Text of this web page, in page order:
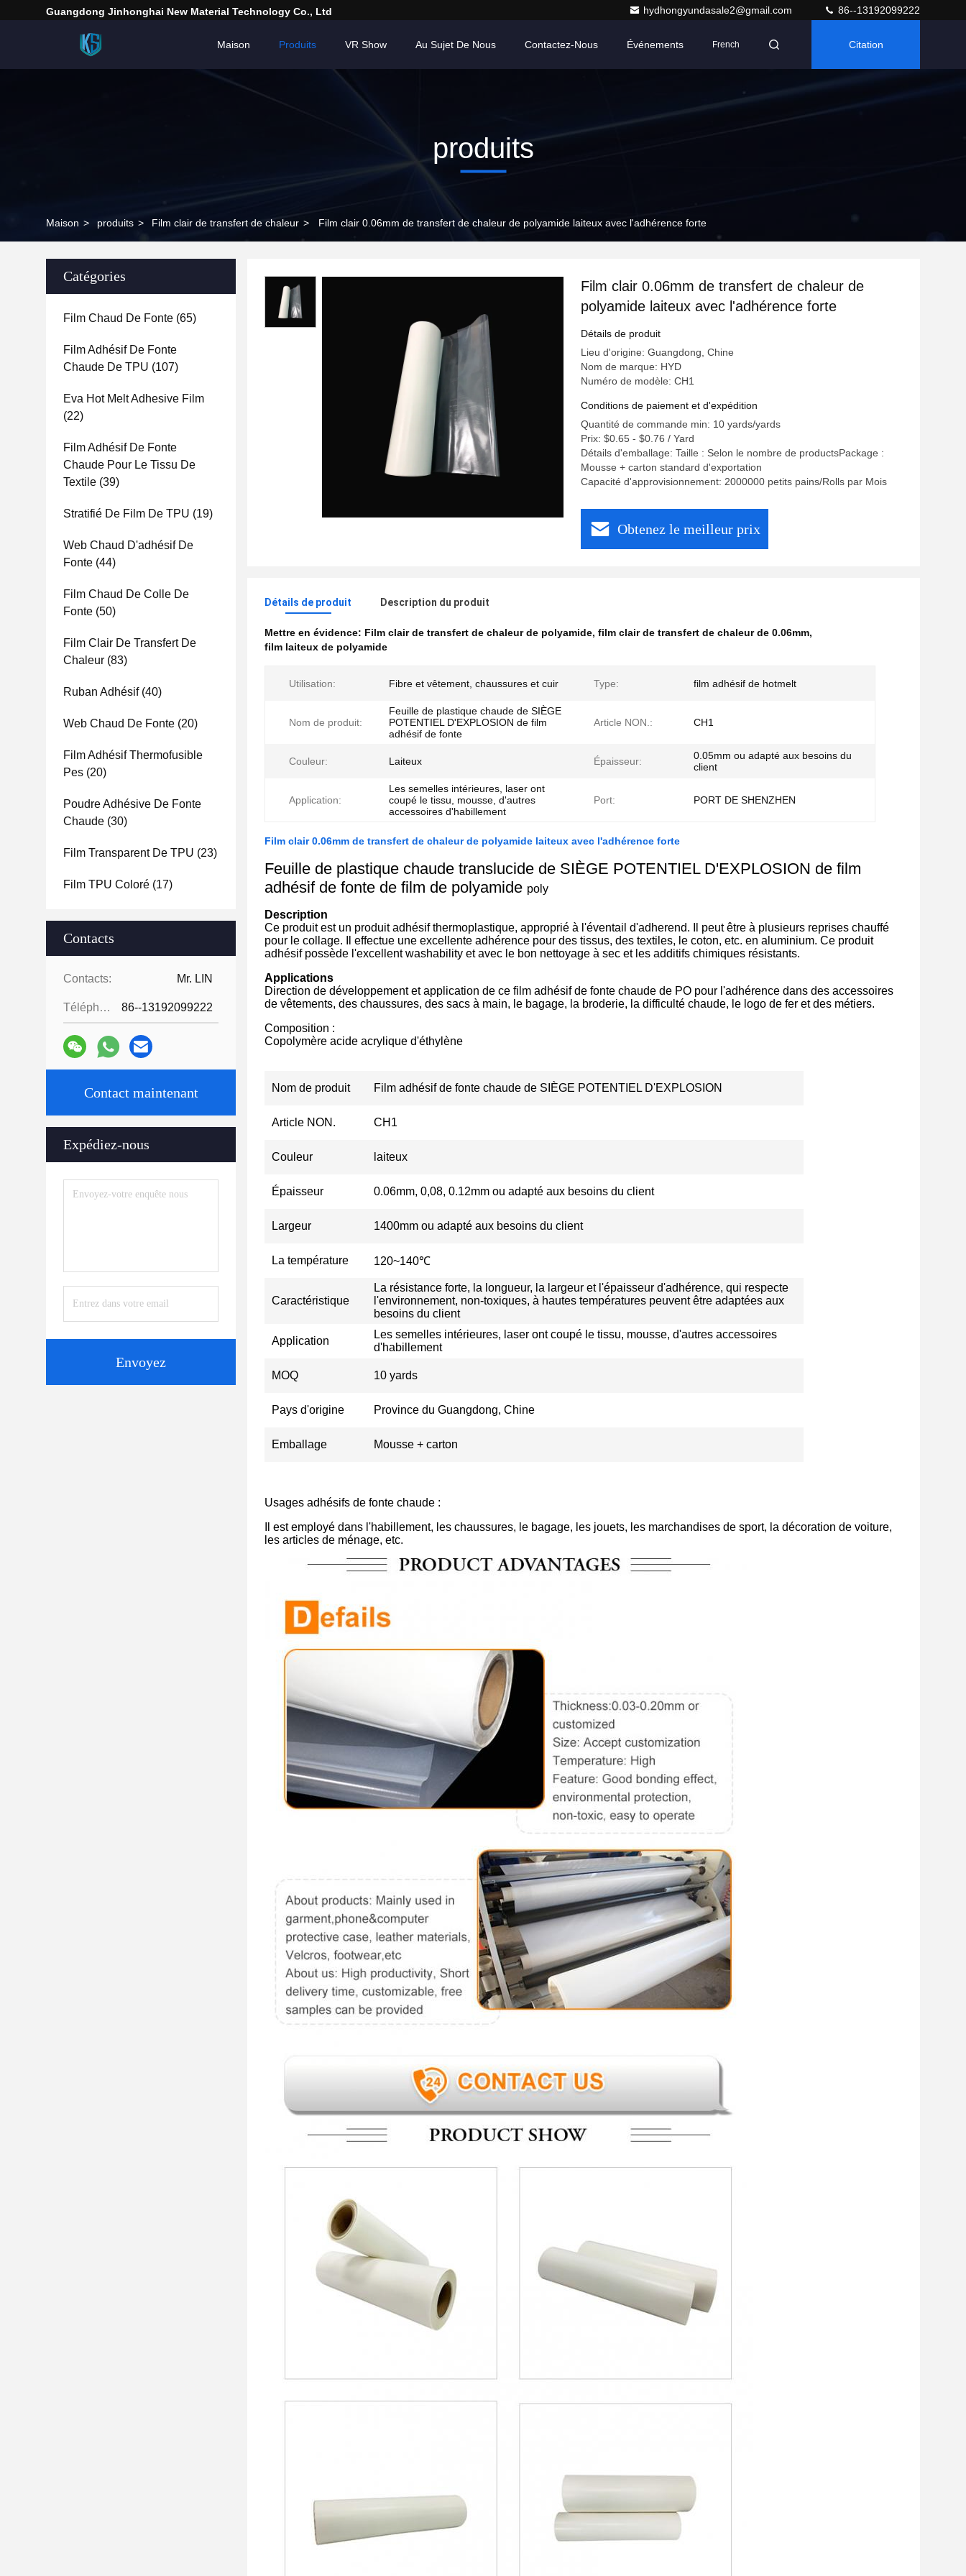
Guangdong Jinhonghai New Material Technology Co., Ltd hydhongyundasale2@gmail.com 86--13192099222
Maison Produits VR Show Au Sujet De Nous Contactez-Nous Événements French Citation
produits
Maison > produits > Film clair de transfert de chaleur > Film clair 0.06mm de transfert de chaleur de polyamide laiteux avec l'adhérence forte
Catégories
Film Chaud De Fonte (65)
Film Adhésif De Fonte
Chaude De TPU (107)
Eva Hot Melt Adhesive Film
(22)
Film Adhésif De Fonte
Chaude Pour Le Tissu De
Textile (39)
Stratifié De Film De TPU (19)
Web Chaud D'adhésif De
Fonte (44)
Film Chaud De Colle De
Fonte (50)
Film Clair De Transfert De
Chaleur (83)
Ruban Adhésif(40)
Web Chaud De Fonte (20)
Film Adhésif Thermofusible
Pes (20)
Poudre Adhésive De Fonte
Chaude (30)
Film Transparent De TPU (23)
Film TPU Coloré (17)
Contacts
Contacts: Mr. LIN
Téléphone: 86--13192099222
Contact maintenant
Expédiez-nous
Envoyez
Film clair 0.06mm de transfert de chaleur de
polyamide laiteux avec l'adhérence forte
Détails de produit
Lieu d'origine: Guangdong, Chine
Nom de marque: HYD
Numéro de modèle: CH1
Conditions de paiement et d'expédition
Quantité de commande min: 10 yards/yards
Prix: $0.65 - $0.76 / Yard
Détails d'emballage: Taille : Selon le nombre de productsPackage :
Mousse + carton standard d'exportation
Capacité d'approvisionnement: 2000000 petits pains/Rolls par Mois
Obtenez le meilleur prix
Détails de produit Description du produit
Mettre en évidence: Film clair de transfert de chaleur de polyamide, film clair de transfert de chaleur de 0.06mm,
film laiteux de polyamide
Utilisation: Fibre et vêtement, chaussures et cuir Type: film adhésif de hotmelt
Nom de produit:
Feuille de plastique chaude de SIÈGE
POTENTIEL D'EXPLOSION de film
adhésif de fonte
Article NON.: CH1
Couleur: Laiteux Épaisseur:
0.05mm ou adapté aux besoins du
client
Application:
Les semelles intérieures, laser ont
coupé le tissu, mousse, d'autres
accessoires d'habillement
Port: PORT DE SHENZHEN
Film clair 0.06mm de transfert de chaleur de polyamide laiteux avec l'adhérence forte
Feuille de plastique chaude translucide de SIÈGE POTENTIEL D'EXPLOSION de film
adhésif de fonte de film de polyamide poly
Description
Ce produit est un produit adhésif thermoplastique, approprié à l'éventail d'adherend. Il peut être à plusieurs reprises chauffé
pour le collage. Il effectue une excellente adhérence pour des tissus, des textiles, le coton, etc. en aluminium. Ce produit
adhésif possède l'excellent washability et avec le bon nettoyage à sec et les additifs chimiques résistants.
Applications
Direction de développement et application de ce film adhésif de fonte chaude de PO pour l'adhérence dans des accessoires
de vêtements, des chaussures, des sacs à main, le bagage, la broderie, la difficulté chaude, le logo de fer et des métiers.
Composition :
Copolymère acide acrylique d'éthylène
Nom de produit Film adhésif de fonte chaude de SIÈGE POTENTIEL D'EXPLOSION
Article NON. CH1
Couleur laiteux
Épaisseur 0.06mm, 0,08, 0.12mm ou adapté aux besoins du client
Largeur 1400mm ou adapté aux besoins du client
La température 120~140℃
Caractéristique
La résistance forte, la longueur, la largeur et l'épaisseur d'adhérence, qui respecte
l'environnement, non-toxiques, à hautes températures peuvent être adaptées aux
besoins du client
Application
Les semelles intérieures, laser ont coupé le tissu, mousse, d'autres accessoires
d'habillement
MOQ 10 yards
Pays d'origine Province du Guangdong, Chine
Emballage Mousse + carton
Usages adhésifs de fonte chaude :
Il est employé dans l'habillement, les chaussures, le bagage, les jouets, les marchandises de sport, la décoration de voiture,
les articles de ménage, etc.